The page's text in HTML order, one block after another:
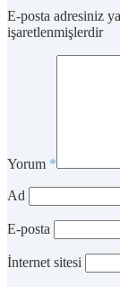
E-posta adresiniz
işaretlenmişlerdir
Yorum *
Ad
E-posta
İnternet sitesi